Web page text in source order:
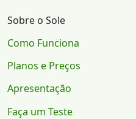
Sobre o Sole
Como Funciona
Planos e Preços
Apresentação
Faça um Teste